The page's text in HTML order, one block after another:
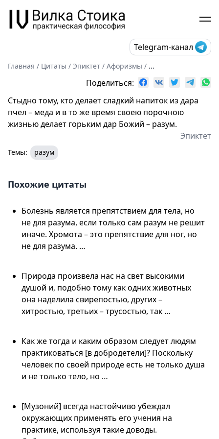
Telegram-канал
Главная / Цитаты / Эпиктет / Афоризмы / ...
Поделиться:
Стыдно тому, кто делает сладкий напиток из дара
пчел – меда и в то же время своею порочною
жизнью делает горьким дар Божий – разум.
Эпиктет
Темы: разум
Похожие цитаты
Болезнь является препятствием для тела, но
не для разума, если только сам разум не решит
иначе. Хромота – это препятствие для ног, но
не для разума. …
Природа произвела нас на свет высокими
душой и, подобно тому как одних животных
она наделила свирепостью, других –
хитростью, третьих – трусостью, так …
Как же тогда и каким образом следует людям
практиковаться [в добродетели]? Поскольку
человек по своей природе есть не только душа
и не только тело, но …
[Музоний] всегда настойчиво убеждал
окружающих применять его учения на
практике, используя такие доводы.